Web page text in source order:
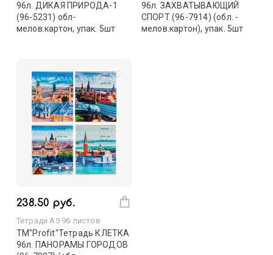
96л. ДИКАЯ ПРИРОДА-1
(96-5231) обл-
мелов.картон, упак. 5шт
96л. ЗАХВАТЫВАЮЩИЙ
СПОРТ (96-7914) (обл. -
мелов.картон), упак. 5шт
238.50 руб.
Тетради А5 96 листов
TM"Profit"Тетрадь КЛЕТКА
96л. ПАНОРАМЫ ГОРОДОВ